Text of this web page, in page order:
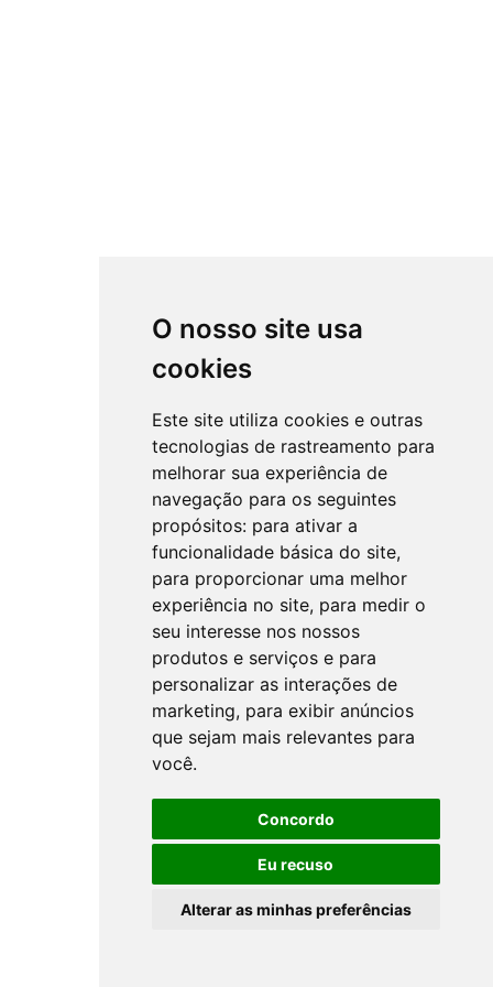
O nosso site usa
cookies
Este site utiliza cookies e outras
tecnologias de rastreamento para
melhorar sua experiência de
navegação para os seguintes
propósitos: para ativar a
funcionalidade básica do site,
para proporcionar uma melhor
experiência no site, para medir o
seu interesse nos nossos
produtos e serviços e para
personalizar as interações de
marketing, para exibir anúncios
que sejam mais relevantes para
você.
Concordo
Eu recuso
Alterar as minhas preferências